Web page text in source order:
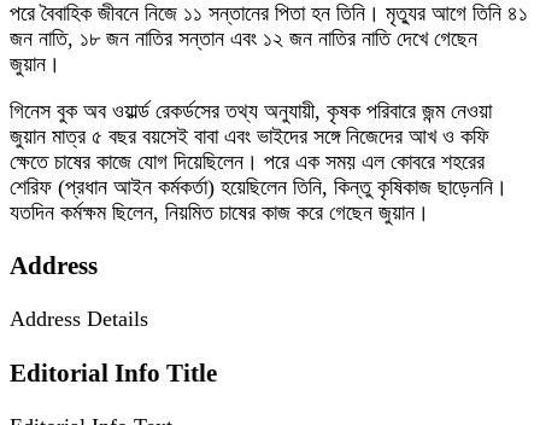
পরে বৈবাহিক জীবনে নিজে ১১ সন্তানের পিতা হন তিনি। মৃত্যুর আগে তিনি ৪১
জন নাতি, ১৮ জন নাতির সন্তান এবং ১২ জন নাতির নাতি দেখে গেছেন
জুয়ান।
গিনেস বুক অব ওয়ার্ল্ড রেকর্ডসের তথ্য অনুযায়ী, কৃষক পরিবারে জন্ম নেওয়া
জুয়ান মাত্র ৫ বছর বয়সেই বাবা এবং ভাইদের সঙ্গে নিজেদের আখ ও কফি
ক্ষেতে চাষের কাজে যোগ দিয়েছিলেন। পরে এক সময় এল কোবরে শহরের
শেরিফ (প্রধান আইন কর্মকর্তা) হয়েছিলেন তিনি, কিন্তু কৃষিকাজ ছাড়েননি।
যতদিন কর্মক্ষম ছিলেন, নিয়মিত চাষের কাজ করে গেছেন জুয়ান।
Address
Address Details
Editorial Info Title